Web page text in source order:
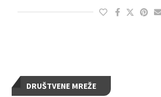
DRUŠTVENE MREŽE